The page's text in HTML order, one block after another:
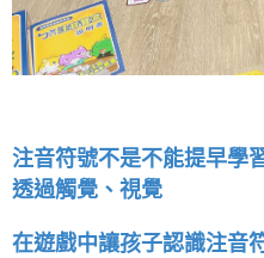
注音符號不是不能提早學
透過觸覺、視覺
在遊戲中讓孩子認識注音